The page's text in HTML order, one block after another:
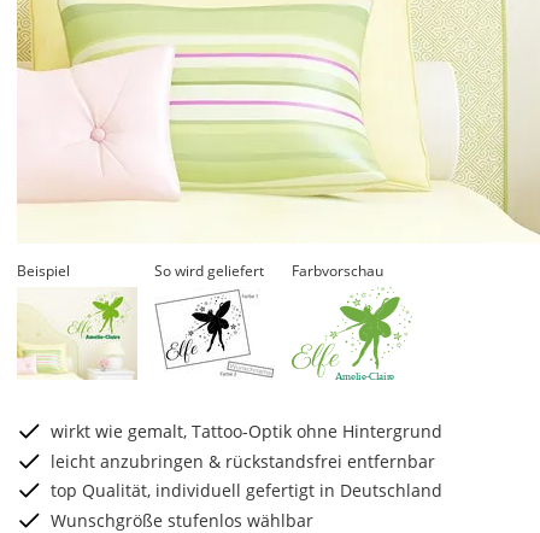
Beispiel So wird geliefert Farbvorschau
Amelie-Claire
wirkt wie gemalt, Tattoo-Optik ohne Hintergrund
leicht anzubringen & rückstandsfrei entfernbar
top Qualität, individuell gefertigt in Deutschland
Wunschgröße stufenlos wählbar